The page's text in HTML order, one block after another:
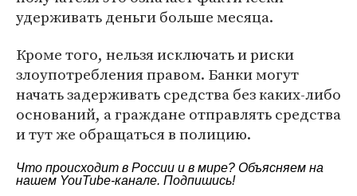
удерживать деньги больше месяца.
Кроме того, нельзя исключать и риски
злоупотребления правом. Банки могут
начать задерживать средства без каких-либо
оснований, а граждане отправлять средства
и тут же обращаться в полицию.
Что происходит в России и в мире? Объясняем на
нашем YouTube-канале. Подпишись!